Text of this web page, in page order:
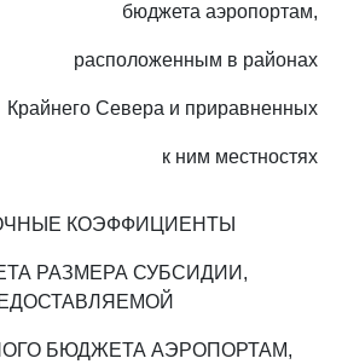
бюджета аэропортам,
расположенным в районах
Крайнего Севера и приравненных
к ним местностях
КОЭФФИЦИЕНТЫ
РАЗМЕРА СУБСИДИИ,
БЮДЖЕТА АЭРОПОРТАМ,